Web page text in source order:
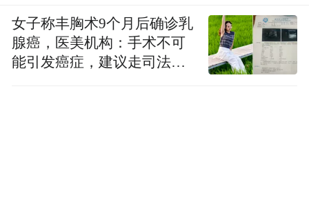
女子称丰胸术9个月后确诊乳
腺癌，医美机构：手术不可
能引发癌症，建议走司法途